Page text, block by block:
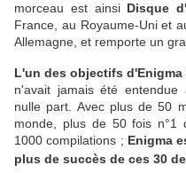
morceau est ainsi Disque
France, au Royaume-Uni et
Allemagne, et remporte un
L'un des objectifs d'Enigma
n'avait jamais été
nulle part. Avec plus de 50
monde, plus de 50 fois n°1
1000 compilations ; Enigma
plus de succès de ces 30